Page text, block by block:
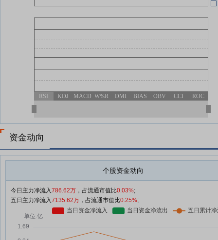
07-18
RSI KDJ MACD W%R DMI BIAS OBV CCI ROC
资金动向
个股资金动向
今日主力净流入786.62万 ，占流通市值比0.03%;
五日主力净流入7135.62万 ，占流通市值比0.25%;